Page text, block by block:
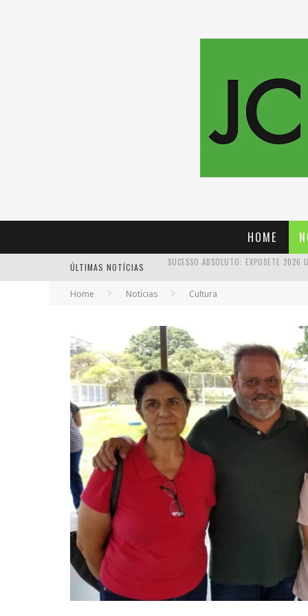
HOME
ÚLTIMAS NOTÍCIAS PROIBIDA: A CERVEJA PIONEIRA QUE
Home Notícias Cultura